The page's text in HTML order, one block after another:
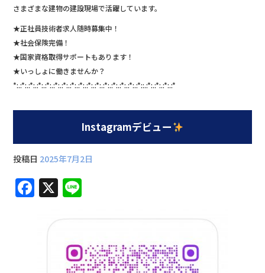
さまざまな建物の建設現場で活躍しています。
★正社員技術者求人随時募集中！
★社会保険完備！
★国家資格取得サポートもあります！
★いっしょに働きませんか？
*:.:*:.:*:.:*:.:*:.:*:.:*:.:*:.:*:.:*:.:*:.:*:.:*:.:*:.:*:.:*::.:*:.:*:.:*:.:*
Instagramデビュー
投稿日 2025年7月2日
F
a
X